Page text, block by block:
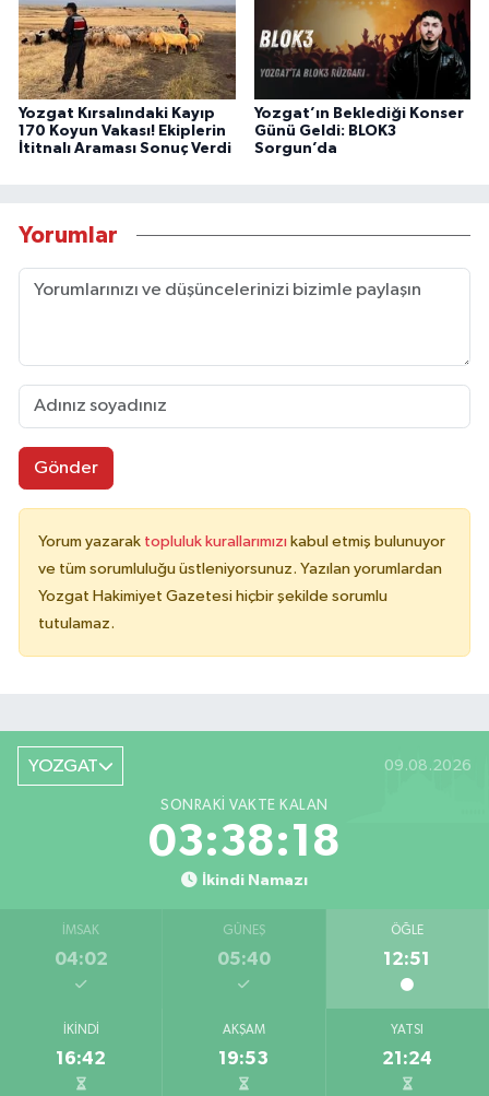
Yozgat Kırsalındaki Kayıp
170 Koyun Vakası! Ekiplerin
İtitnalı Araması Sonuç Verdi
Yozgat’ın Beklediği Konser
Günü Geldi: BLOK3
Sorgun’da
Yorumlar
Gönder
Yorum yazarak topluluk kurallarımızı kabul etmiş bulunuyor
ve tüm sorumluluğu üstleniyorsunuz. Yazılan yorumlardan
Yozgat Hakimiyet Gazetesi hiçbir şekilde sorumlu
tutulamaz.
YOZGAT 09.08.2026
SONRAKI VAKTE KALAN
03:38:18
İkindi Namazı
İMSAK
04:02
GÜNEŞ
05:40
ÖĞLE
12:51
İKINDI
16:42
AKŞAM
19:53
YATSI
21:24